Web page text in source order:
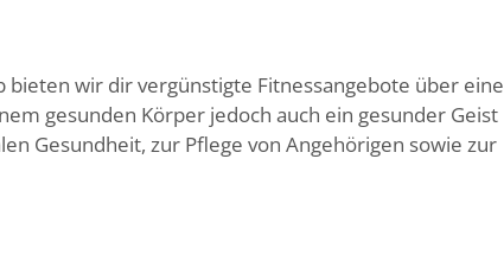
wir dir vergünstigte Fitnessangebote über eine
gesunden Körper jedoch auch ein gesunder Geist
Gesundheit, zur Pflege von Angehörigen sowie zur